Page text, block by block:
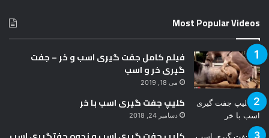
Most Popular Videos
فیلم کامل جفت گیری اسب و خر – جفت
گیری خر و اسب
می 18, 2019
کلیپ جفت گیری اسب با خر
دسامبر 24, 2018